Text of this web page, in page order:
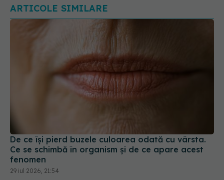
ARTICOLE SIMILARE
De ce își pierd buzele culoarea odată cu vârsta.
Ce se schimbă în organism și de ce apare acest
fenomen
29 iul 2026, 21:54